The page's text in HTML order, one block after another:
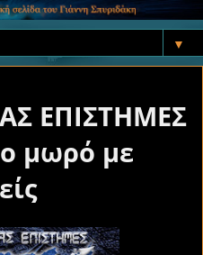
▼
ΕΠΙΣΤΗΜΕΣ
μωρό με